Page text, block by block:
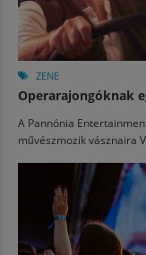
ZENE
Operarajongóknak
A Pannónia
művészmozik vásznaira